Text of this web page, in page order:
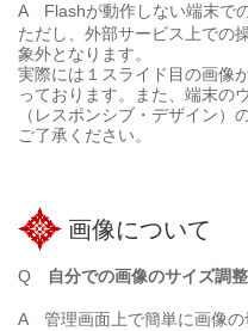
A Flashが動作しない端末で
ただし、外部サービス上での
象外となります。
実際には１スライド目の画像
っております。また、端末の
（レスポンシブ・デザイン）
ご了承ください。
画像について
Q 自分での画像のサイズ調
A 管理画面上で簡単に画像